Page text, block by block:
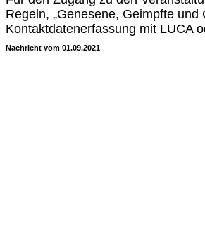
Regeln, „Genesene, Geimpfte und
Kontaktdatenerfassung mit LUCA
Nachricht vom 01.09.2021